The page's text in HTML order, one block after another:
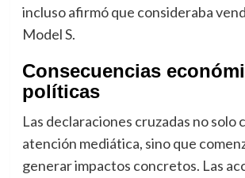
incluso afirmó que consideraba
Model S.
Consecuencias
políticas
Las declaraciones cruzadas no solo
atención mediática, sino que
generar impactos concretos. Las